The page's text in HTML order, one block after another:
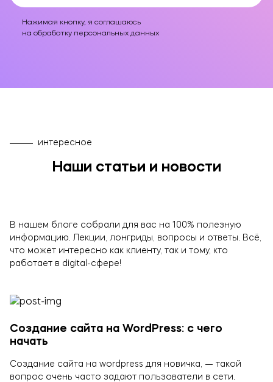
Нажимая кнопку, я соглашаюсь
на обработку персональных данных
интересное
Наши статьи и новости
В нашем блоге собрали для вас на 100% полезную
информацию. Лекции, лонгриды, вопросы и ответы. Всё,
что может интересно как клиенту, так и тому, кто
работает в digital-сфере!
Создание сайта на WordPress: с чего
начать
Создание сайта на wordpress для новичка, — такой
вопрос очень часто задают пользователи в сети.